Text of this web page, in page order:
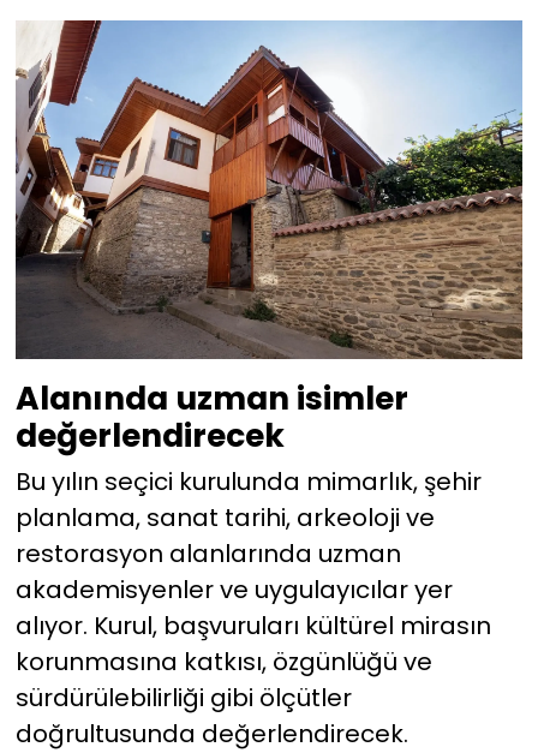
Alanında uzman isimler
değerlendirecek
Bu yılın seçici kurulunda mimarlık, şehir
planlama, sanat tarihi, arkeoloji ve
restorasyon alanlarında uzman
akademisyenler ve uygulayıcılar yer
alıyor. Kurul, başvuruları kültürel mirasın
korunmasına katkısı, özgünlüğü ve
sürdürülebilirliği gibi ölçütler
doğrultusunda değerlendirecek.